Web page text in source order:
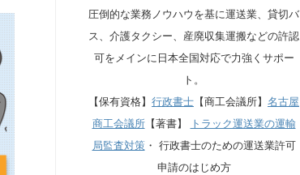
圧倒的な業務ノウハウを基に運送業、貸切バ
ス、介護タクシー、産廃収集運搬などの許認
可をメインに日本全国対応で力強くサポー
ト。
【保有資格】 行政書士 【商工会議所】 名古屋
商工会議所【著書】
トラック運送業の運輸
局監査対策・ 行政書士のための運送業許可
申請のはじめ方